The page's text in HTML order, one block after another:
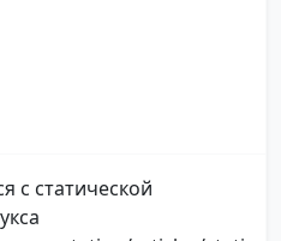
с статической